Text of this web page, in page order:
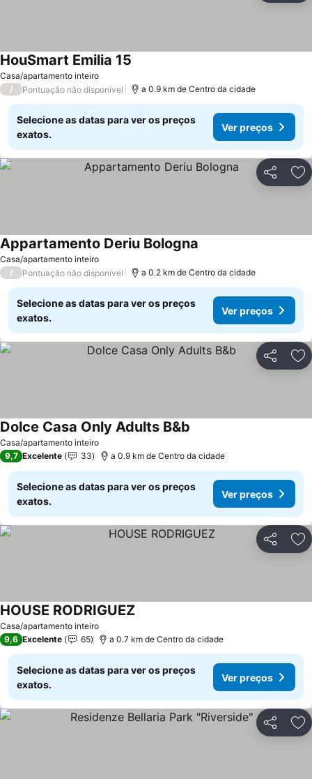
Casa/apartamento inteiro
HouSmart Emilia 15
/ Pontuação não disponível a 0.9 km de Centro da cidade
Selecione as datas para ver os preços
exatos.
Ver preços
Partilhar
Casa/apartamento inteiro
Appartamento Deriu Bologna
/ Pontuação não disponível a 0.2 km de Centro da cidade
Selecione as datas para ver os preços
exatos.
Ver preços
Partilhar
Casa/apartamento inteiro
Dolce Casa Only Adults B&b
9,7 Excelente 33 a 0.9 km de Centro da cidade
Selecione as datas para ver os preços
exatos.
Ver preços
Partilhar
Casa/apartamento inteiro
HOUSE RODRIGUEZ
9,6 Excelente 65 a 0.7 km de Centro da cidade
Selecione as datas para ver os preços
exatos.
Ver preços
Partilhar